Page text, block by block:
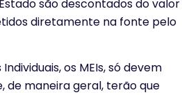
são descontados do valor
diretamente na fonte pelo
os MEIs, só devem
de maneira geral, terão que